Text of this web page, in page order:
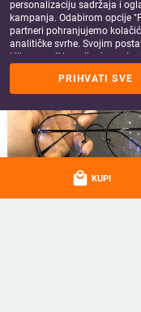
local_mall KUPI
naočale s duplim preklopom
žene, muškarce, sunčane
trendu, leopard okvir,
zakovicama UV400
11.30€
personalizaciju sadržaja i
kampanja. Odabirom opcije
partneri pohranjujemo
analitičke svrhe. Svojim
klikom na "Upravljanje
PRIHVATI SVE